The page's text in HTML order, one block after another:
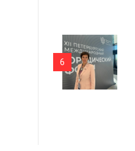
6